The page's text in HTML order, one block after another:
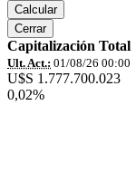
Calcular
Cerrar
Capitalización Total
Ult. Act.: 01/08/26 00:00
U$S 1.777.700.023
0,02%